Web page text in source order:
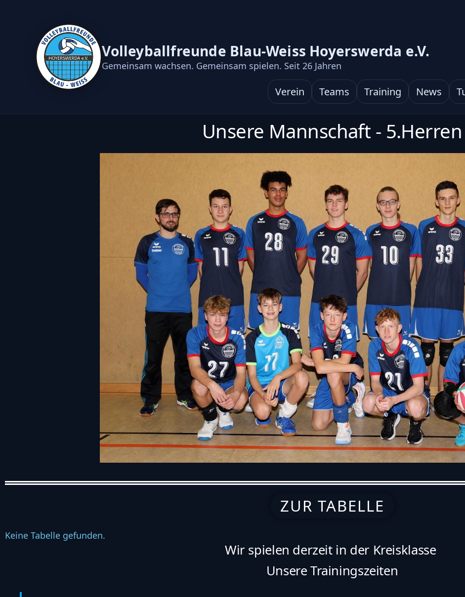
Volleyballfreunde Blau-Weiss Hoyerswerda e.V.
Gemeinsam wachsen. Gemeinsam spielen. Seit 26 Jahren
Verein Teams Training News
Unsere Mannschaft - 5.Herren
ZUR TABELLE
Keine Tabelle gefunden.
Wir spielen derzeit in der Kreisklasse
Unsere Trainingszeiten